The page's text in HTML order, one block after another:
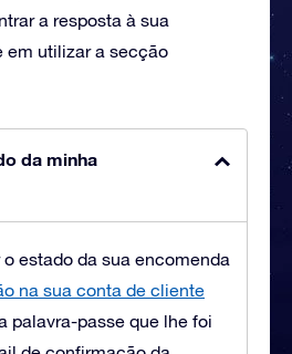
a resposta à sua
em utilizar a secção
da minha
estado da sua encomenda
na sua conta de cliente
palavra-passe que lhe foi